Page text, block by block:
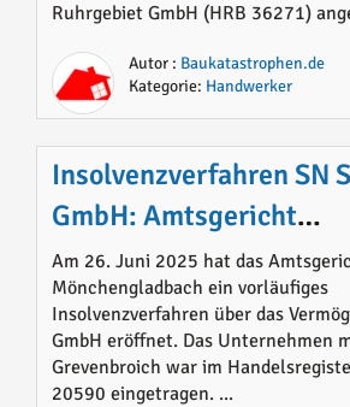
Ruhrgebiet GmbH (HRB 36271)
Autor : Baukatastrophen.de
Kategorie: Handwerker
Insolvenzverfahren SN
GmbH: Amtsgericht
Mönchengladbach setzt
vorläufigen
Am 26. Juni 2025 hat das
Mönchengladbach ein vorläufiges
Insolvenzverfahren über das
GmbH eröffnet. Das Unternehmen
Grevenbroich war im
20590 eingetragen. ...